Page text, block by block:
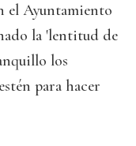
el Ayuntamiento
la 'lentitud de
los
para hacer